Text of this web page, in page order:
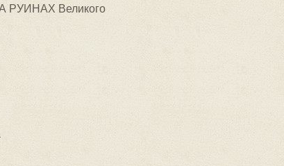
РУИНАХ Великого